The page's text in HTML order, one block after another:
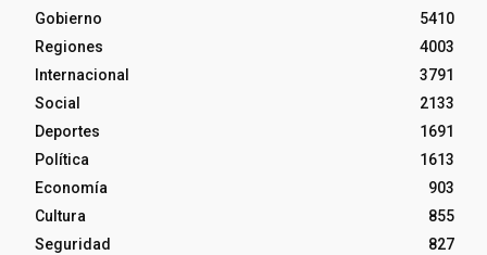
Gobierno
5410
Regiones
4003
Internacional
3791
Social
2133
Deportes
1691
Política
1613
Economía
903
Cultura
855
Seguridad
827